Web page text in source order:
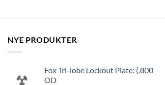
NYE PRODUKTER
Fox Tri-lobe Lockout Plate: (.800
OD